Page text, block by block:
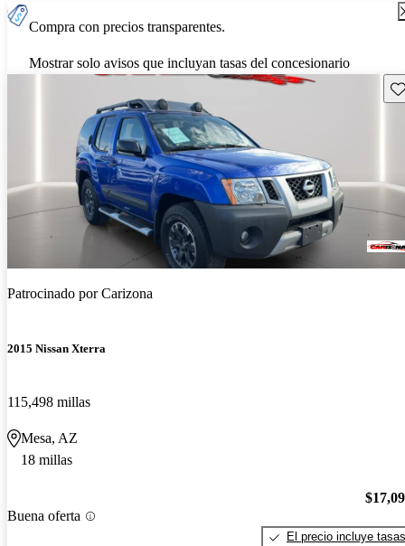
Compra con precios transparentes.
Mostrar solo avisos que incluyan tasas del concesionario
Patrocinado porCarizona
2015 Nissan Xterra
115,498 millas
Mesa, AZ
18 millas
Buena oferta
El precio incluye tasas